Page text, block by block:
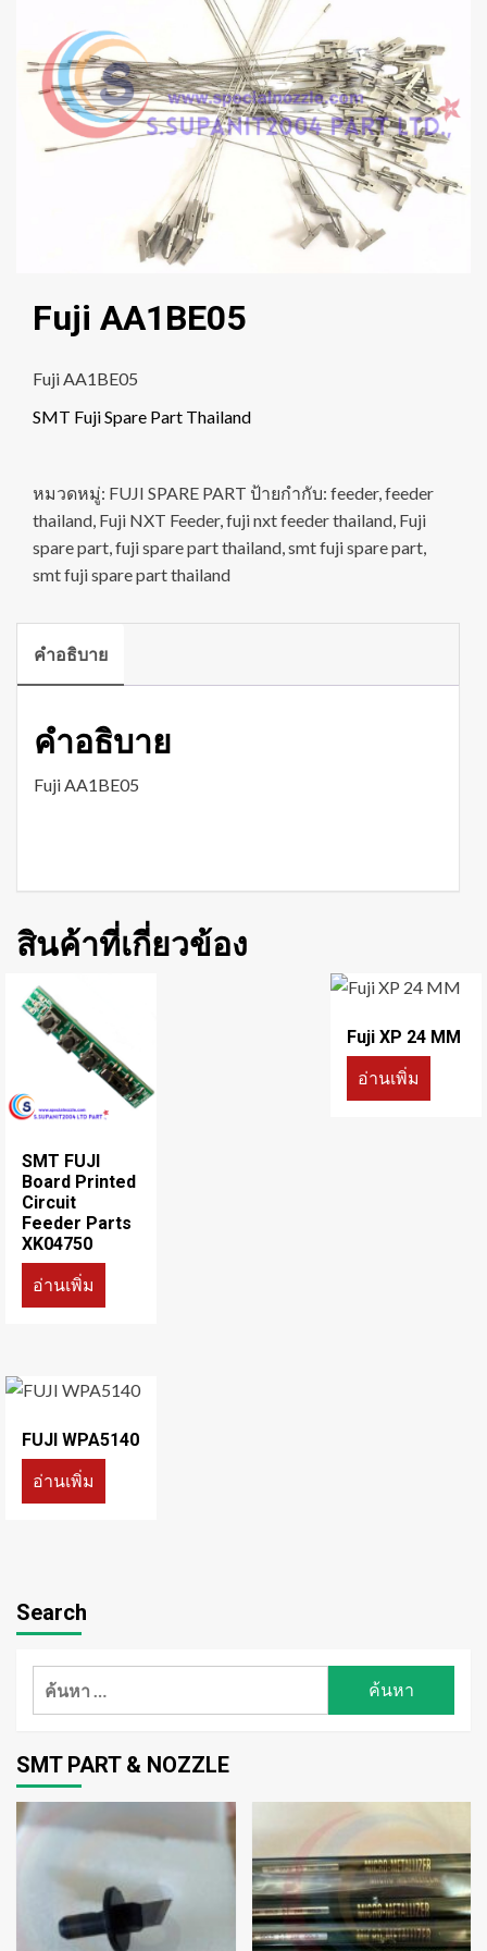
Fuji AA1BE05
Fuji AA1BE05
SMT Fuji Spare Part Thailand
หมวดหมู่: FUJI SPARE PART ป้ายกำกับ: feeder,feeder
thailand, Fuji NXT Feeder,fuji nxt feeder thailand, Fuji
spare part,fuji spare part thailand,smt fuji spare part,
smt fuji spare part thailand
คำอธิบาย
คำอธิบาย
Fuji AA1BE05
สินค้าที่เกี่ยวข้อง
SMT FUJI
Board Printed
Circuit
Feeder Parts
XK04750
อ่านเพิ่ม
Fuji XP 24 MM
อ่านเพิ่ม
FUJI WPA5140
อ่านเพิ่ม
Search
ค้นหา
SMT PART & NOZZLE